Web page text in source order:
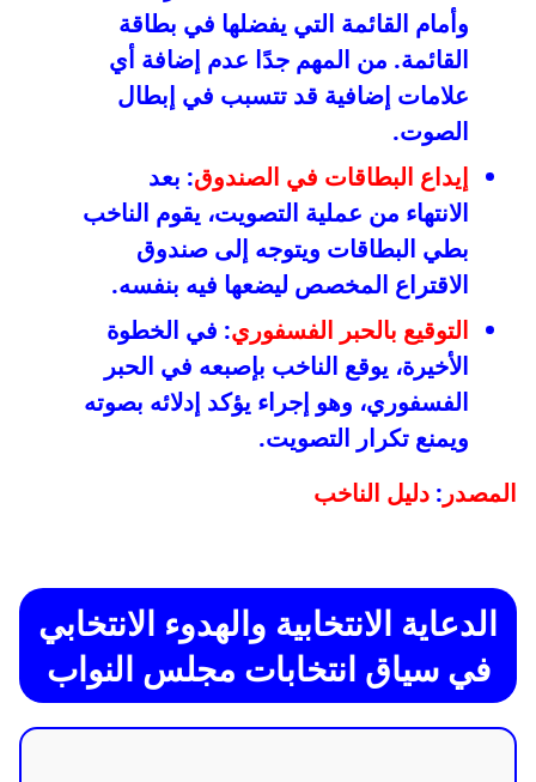
وأمام القائمة التي يفضلها في بطاقة
القائمة. من المهم جدًا عدم إضافة أي
علامات إضافية قد تتسبب في إبطال
الصوت.
إيداع البطاقات في الصندوق: بعد
الانتهاء من عملية التصويت، يقوم الناخب
بطي البطاقات ويتوجه إلى صندوق
الاقتراع المخصص ليضعها فيه بنفسه.
التوقيع بالحبر الفسفوري: في الخطوة
الأخيرة، يوقع الناخب بإصبعه في الحبر
الفسفوري، وهو إجراء يؤكد إدلائه بصوته
ويمنع تكرار التصويت.
المصدر : دليل الناخب
الدعاية الانتخابية والهدوء الانتخابي
في سياق انتخابات مجلس النواب